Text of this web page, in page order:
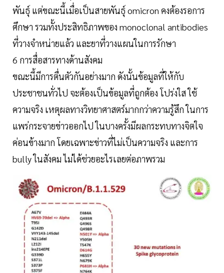
พันธุ์ แต่ขณะนี้เมื่อเป็นสายพันธุ์ omicron คงต้องรอการ
ศึกษา รวมทั้งประสิทธิภาพของ monoclonal antibodies
ที่วางจำหน่ายแล้ว และยาที่วางแผนในการรักษา
6 การสื่อสารทางด้านสังคม
ขณะนี้มีการตื่นตัวกันอย่างมาก ดังนั้นข้อมูลที่ให้กับ
ประชาชนทั่วไป จะต้องเป็นข้อมูลที่ถูกต้อง โปร่งใส ใช้
ความจริง เหตุผลทางวิทยาศาสตร์มากกว่าความรู้สึก ในการ
แพร่กระจายข่าวออกไป ในบางครั้งมีผลกระทบทางจิตใจ
ค่อนข้างมาก โดยเฉพาะข่าวที่ไม่เป็นความจริง และการ
bully ในสังคม ไม่ได้ช่วยอะไรเลยต่อภาพรวม